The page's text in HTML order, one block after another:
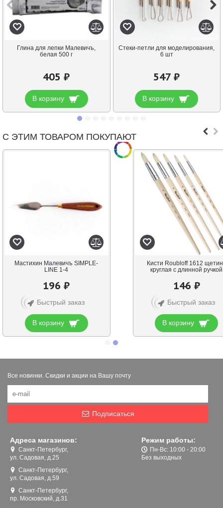
Глина для лепки Малевичъ,
белая 500 г
405 ₽
В корзину
Стеки-петли для моделирования,
6 шт
547 ₽
В корзину
С ЭТИМ ТОВАРОМ ПОКУПАЮТ
Мастихин Малевичъ SIMPLE-
LINE 1-4
196 ₽
Быстрый заказ
В корзину
3
Кисти Roubloff 1612
круглая с длинной ручкой
146 ₽
Быстрый заказ
В корзину
Все новинки. Скидки и акции на Вашу почту
Подписаться
Адреса магазинов:
Санкт-Петербург,
ул. Садовая, д.25
Санкт-Петербург,
ул. Садовая, д.59
Санкт-Петербург,
пр. Московский, д.31
Режим работы:
Пн-Вс: 10:00 - 20:00
Без выходных